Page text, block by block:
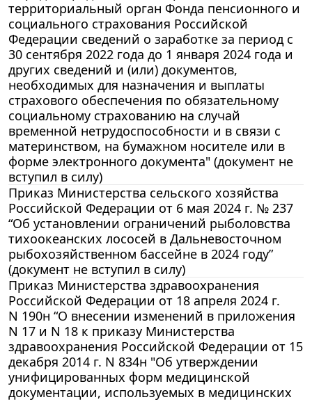
территориальный орган Фонда пенсионного и
социального страхования Российской
Федерации сведений о заработке за период с
30 сентября 2022 года до 1 января 2024 года и
других сведений и (или) документов,
необходимых для назначения и выплаты
страхового обеспечения по обязательному
социальному страхованию на случай
временной нетрудоспособности и в связи с
материнством, на бумажном носителе или в
форме электронного документа" (документ не
вступил в силу)
Приказ Министерства сельского хозяйства
Российской Федерации от 6 мая 2024 г. № 237
“Об установлении ограничений рыболовства
тихоокеанских лососей в Дальневосточном
рыбохозяйственном бассейне в 2024 году”
(документ не вступил в силу)
Приказ Министерства здравоохранения
Российской Федерации от 18 апреля 2024 г.
N 190н “О внесении изменений в приложения
N 17 и N 18 к приказу Министерства
здравоохранения Российской Федерации от 15
декабря 2014 г. N 834н "Об утверждении
унифицированных форм медицинской
документации, используемых в медицинских